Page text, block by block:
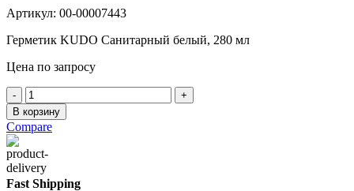
Артикул: 00-00007443
Герметик KUDO Санитарный белый, 280 мл
Цена по запросу
Количество
товара
Герметик
санитарный
белый
280
мл
В корзину
Compare
Fast Shipping